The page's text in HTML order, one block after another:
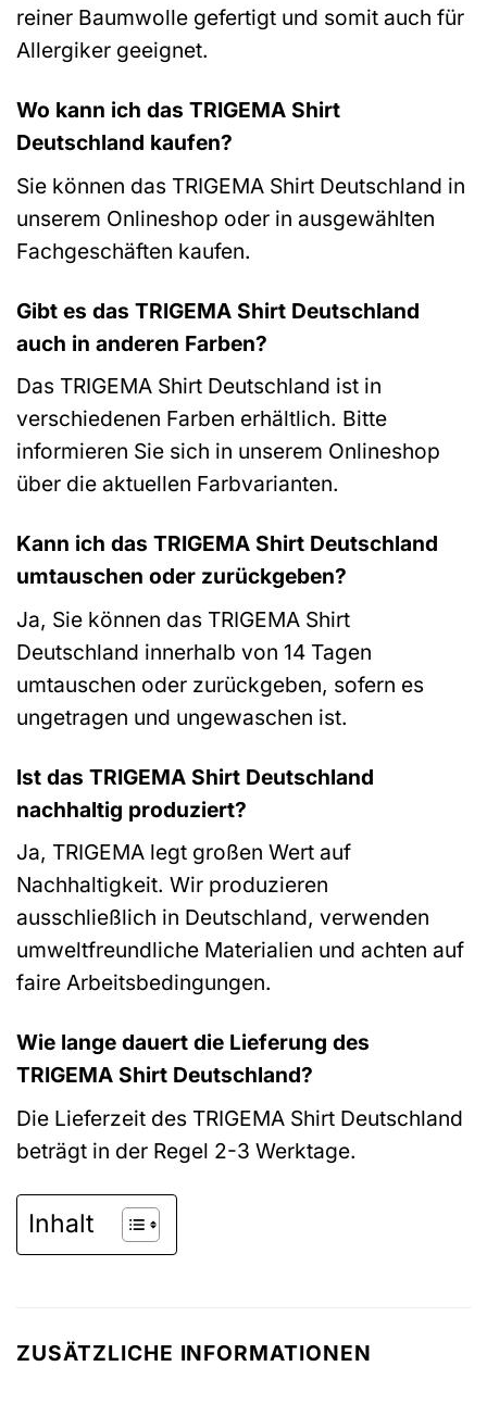
reiner Baumwolle gefertigt und somit auch für
Allergiker geeignet.
Wo kann ich das TRIGEMA Shirt
Deutschland kaufen?
Sie können das TRIGEMA Shirt Deutschland in
unserem Onlineshop oder in ausgewählten
Fachgeschäften kaufen.
Gibt es das TRIGEMA Shirt Deutschland
auch in anderen Farben?
Das TRIGEMA Shirt Deutschland ist in
verschiedenen Farben erhältlich. Bitte
informieren Sie sich in unserem Onlineshop
über die aktuellen Farbvarianten.
Kann ich das TRIGEMA Shirt Deutschland
umtauschen oder zurückgeben?
Ja, Sie können das TRIGEMA Shirt
Deutschland innerhalb von 14 Tagen
umtauschen oder zurückgeben, sofern es
ungetragen und ungewaschen ist.
Ist das TRIGEMA Shirt Deutschland
nachhaltig produziert?
Ja, TRIGEMA legt großen Wert auf
Nachhaltigkeit. Wir produzieren
ausschließlich in Deutschland, verwenden
umweltfreundliche Materialien und achten auf
faire Arbeitsbedingungen.
Wie lange dauert die Lieferung des
TRIGEMA Shirt Deutschland?
Die Lieferzeit des TRIGEMA Shirt Deutschland
beträgt in der Regel 2-3 Werktage.
Inhalt
ZUSÄTZLICHE INFORMATIONEN